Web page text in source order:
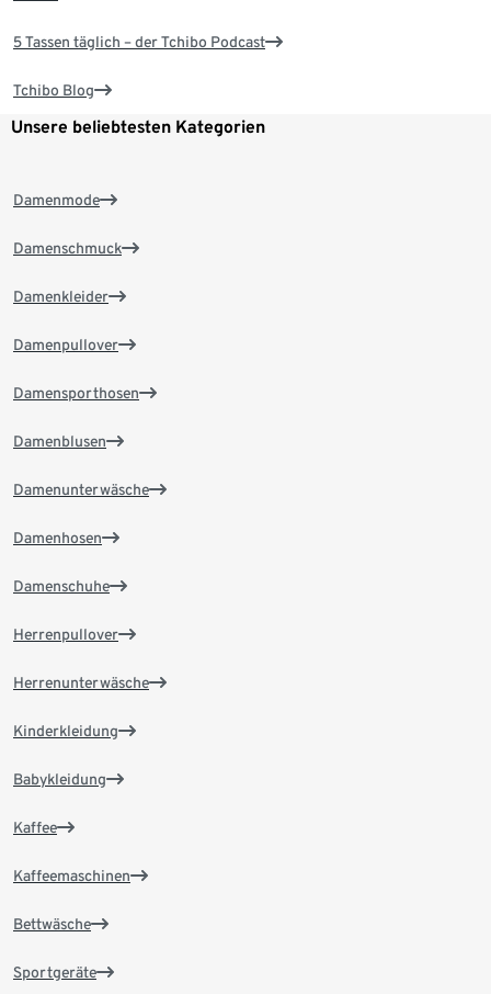
5 Tassen täglich – der Tchibo Podcast
Tchibo Blog
Unsere beliebtesten Kategorien
Damenmode
Damenschmuck
Damenkleider
Damenpullover
Damensporthosen
Damenblusen
Damenunterwäsche
Damenhosen
Damenschuhe
Herrenpullover
Herrenunterwäsche
Kinderkleidung
Babykleidung
Kaffee
Kaffeemaschinen
Bettwäsche
Sportgeräte